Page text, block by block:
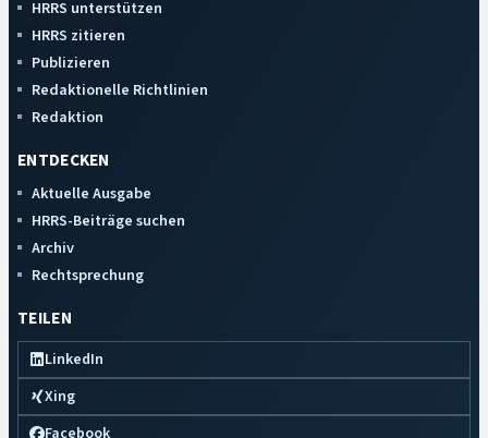
HRRS unterstützen
HRRS zitieren
Publizieren
Redaktionelle Richtlinien
Redaktion
ENTDECKEN
Aktuelle Ausgabe
HRRS-Beiträge suchen
Archiv
Rechtsprechung
TEILEN
LinkedIn
Xing
Facebook